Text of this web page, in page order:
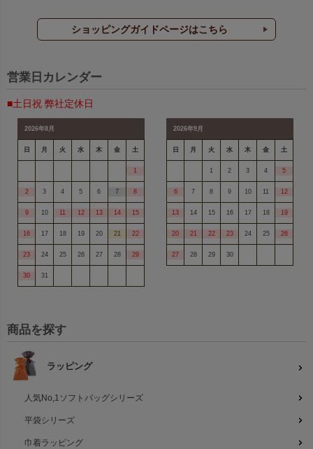
ショッピングガイドページはこちら
営業日カレンダー
■土日祝 弊社定休日
2026年8月
日 月 火 水 木 金 土
1
2 3 4 5 6 7 8
9 10 11 12 13 14 15
16 17 18 19 20 21 22
23 24 25 26 27 28 29
30 31
2026年9月
日 月 火 水 木 金 土
1 2 3 4 5
6 7 8 9 10 11 12
13 14 15 16 17 18 19
20 21 22 23 24 25 26
27 28 29 30
商品を探す
ラッピング
人気No,1ソフトバッグシリーズ
平袋シリーズ
巾着ラッピング